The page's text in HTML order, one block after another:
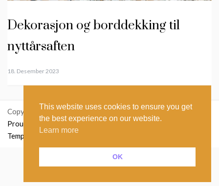
Dekorasjon og borddekking til
nyttårsaften
18. Desember 2023
Copyright: ikastetikett.no
Proudly powered by WordPress|Theme: Polite Grid by
Template Sell.
Norsk bokmål Nederlands(Nederlandsk)
This website uses cookies to ensure you get
the best experience on our website.
Learn more
OK